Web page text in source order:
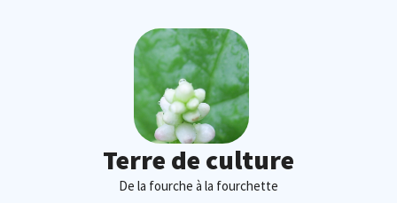
Terre de culture
De la fourche à la fourchette